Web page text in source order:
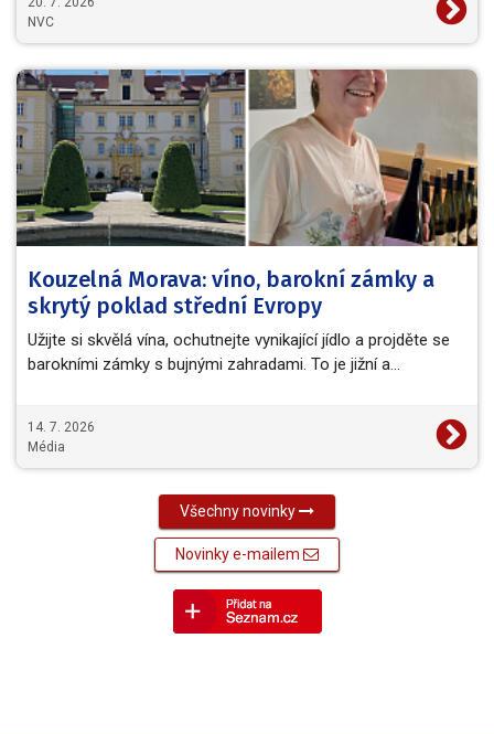
NVC
Kouzelná Morava: víno, barokní zámky a
skrytý poklad střední Evropy
Užijte si skvělá vína, ochutnejte vynikající jídlo a projděte se
barokními zámky s bujnými zahradami. To je jižní a…
14. 7. 2026
Média
Všechny novinky
Novinky e-mailem